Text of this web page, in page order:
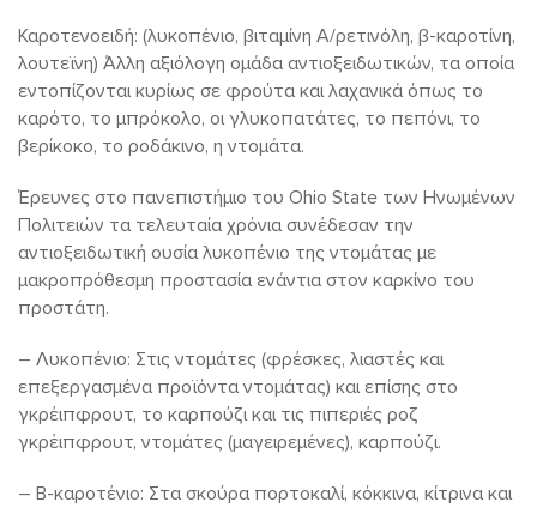
Καροτενοειδή: (λυκοπένιο, βιταμίνη Α/ρετινόλη, β-καροτίνη,
λουτεϊνη) Άλλη αξιόλογη ομάδα αντιοξειδωτικών, τα οποία
εντοπίζονται κυρίως σε φρούτα και λαχανικά όπως το
καρότο, το μπρόκολο, οι γλυκοπατάτες, το πεπόνι, το
βερίκοκο, το ροδάκινο, η ντομάτα.
Έρευνες στο πανεπιστήμιο του Ohio State των Ηνωμένων
Πολιτειών τα τελευταία χρόνια συνέδεσαν την
αντιοξειδωτική ουσία λυκοπένιο της ντομάτας με
μακροπρόθεσμη προστασία ενάντια στον καρκίνο του
προστάτη.
– Λυκοπένιο: Στις ντομάτες (φρέσκες, λιαστές και
επεξεργασμένα προϊόντα ντομάτας) και επίσης στο
γκρέιπφρουτ, το καρπούζι και τις πιπεριές ροζ
γκρέιπφρουτ, ντομάτες (μαγειρεμένες), καρπούζι.
– Β-καροτένιο: Στα σκούρα πορτοκαλί, κόκκινα, κίτρινα και